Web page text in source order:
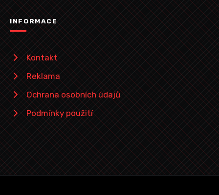
INFORMACE
Kontakt
Reklama
Ochrana osobních údajů
Podmínky použití